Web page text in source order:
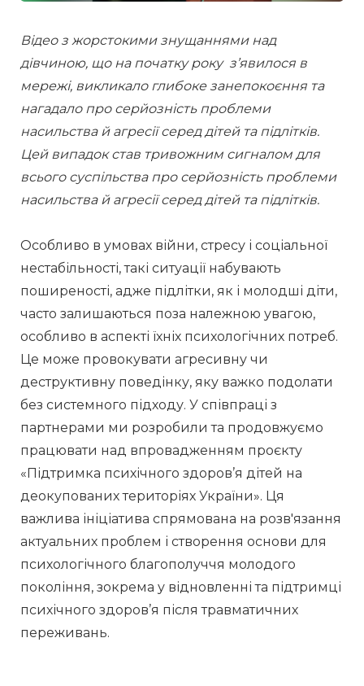
Відео з жорстокими знущаннями над
дівчиною, що на початку року  з’явилося в
мережі, викликало глибоке занепокоєння та
нагадало про серйозність проблеми
насильства й агресії серед дітей та підлітків.
Цей випадок став тривожним сигналом для
всього суспільства про серйозність проблеми
насильства й агресії серед дітей та підлітків.
Особливо в умовах війни, стресу і соціальної
нестабільності, такі ситуації набувають
поширеності, адже підлітки, як і молодші діти,
часто залишаються поза належною увагою,
особливо в аспекті їхніх психологічних потреб.
Це може провокувати агресивну чи
деструктивну поведінку, яку важко подолати
без системного підходу. У співпраці з
партнерами ми розробили та продовжуємо
працювати над впровадженням проєкту
«Підтримка психічного здоров’я дітей на
деокупованих територіях України». Ця
важлива ініціатива спрямована на розв'язання
актуальних проблем і створення основи для
психологічного благополуччя молодого
покоління, зокрема у відновленні та підтримці
психічного здоров’я після травматичних
переживань.